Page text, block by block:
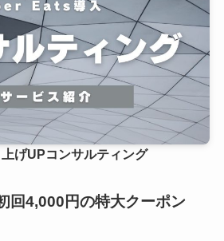
げUPコンサルティング
回4,000円の特大クーポン